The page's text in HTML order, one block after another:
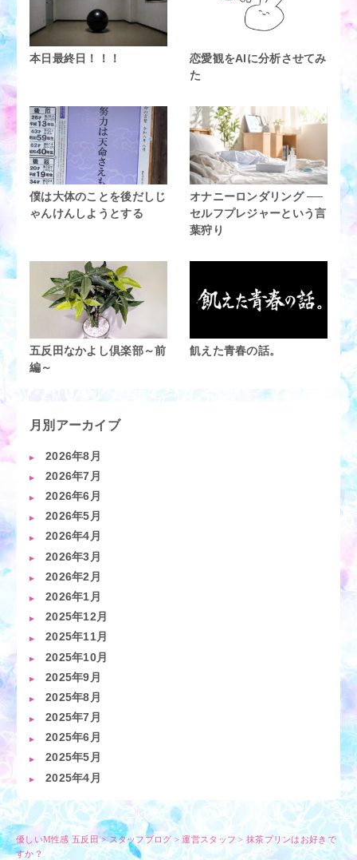
本日最終日！！！
恋愛観をAIに分析させてみ
た
僕は大体のことを後だしじ
ゃんけんしようとする
オナニーロンダリング ──
セルフプレジャーという言
葉狩り
五反田なかよし倶楽部～前
編～
飢えた青春の話。
月別アーカイブ
2026年8月
2026年7月
2026年6月
2026年5月
2026年4月
2026年3月
2026年2月
2026年1月
2025年12月
2025年11月
2025年10月
2025年9月
2025年8月
2025年7月
2025年6月
2025年5月
2025年4月
優しいM性感 五反田> スタッフブログ >運営スタッフ > 抹茶プリンはお好きで
すか？